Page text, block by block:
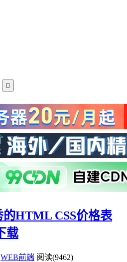

的HTML CSS价格表
载
WEB前端 阅读(9462)